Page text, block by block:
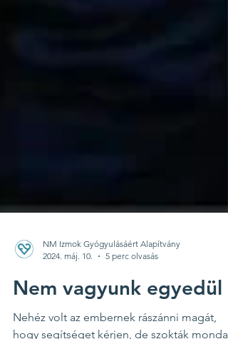
2024. máj. 10.
5 perc olvasás
Nem vagyunk egyedül